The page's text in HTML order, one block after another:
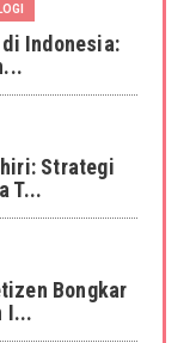
di Indonesia:
Strategi
T...
Bongkar
I...